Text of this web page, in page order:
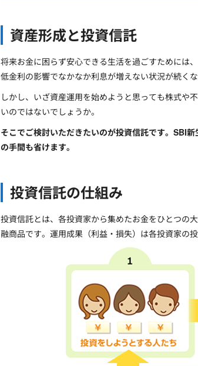
資産形成と投資信託
将来お金に困らず安心できる生活を過ごすためには
低金利の影響でなかなか利息が増えない状況が続く
しかし、いざ資産運用を始めようと思っても株式や
いのではないでしょうか。
そこでご検討いただきたいのが投資信託です。SBI
の手間も省けます。
投資信託の仕組み
投資信託とは、各投資家から集めたお金をひとつの
融商品です。運用成果（利益・損失）は各投資家の